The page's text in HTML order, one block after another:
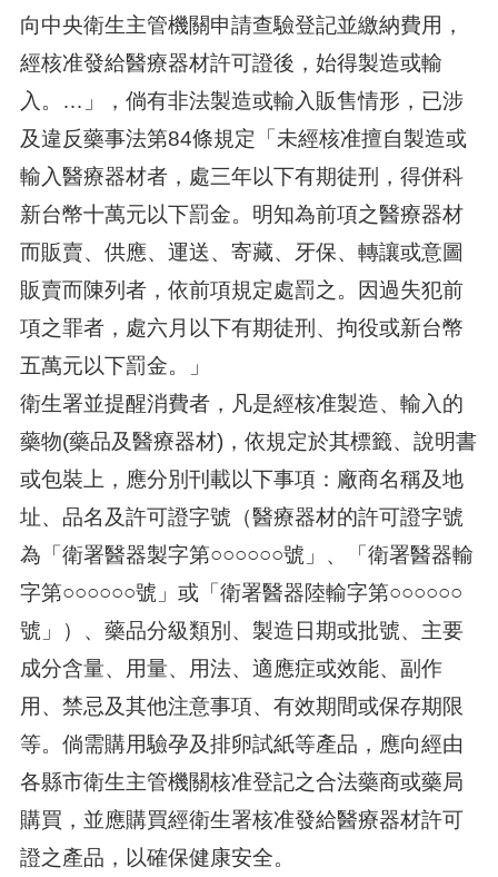
向中央衛生主管機關申請查驗登記並繳納費用，
經核准發給醫療器材許可證後，始得製造或輸
入。…」，倘有非法製造或輸入販售情形，已涉
及違反藥事法第84條規定「未經核准擅自製造或
輸入醫療器材者，處三年以下有期徒刑，得併科
新台幣十萬元以下罰金。明知為前項之醫療器材
而販賣、供應、運送、寄藏、牙保、轉讓或意圖
販賣而陳列者，依前項規定處罰之。因過失犯前
項之罪者，處六月以下有期徒刑、拘役或新台幣
五萬元以下罰金。」
衛生署並提醒消費者，凡是經核准製造、輸入的
藥物(藥品及醫療器材)，依規定於其標籤、說明書
或包裝上，應分別刊載以下事項：廠商名稱及地
址、品名及許可證字號（醫療器材的許可證字號
為「衛署醫器製字第○○○○○○號」、「衛署醫器輸
字第○○○○○○號」或「衛署醫器陸輸字第○○○○○○
號」）、藥品分級類別、製造日期或批號、主要
成分含量、用量、用法、適應症或效能、副作
用、禁忌及其他注意事項、有效期間或保存期限
等。倘需購用驗孕及排卵試紙等產品，應向經由
各縣市衛生主管機關核准登記之合法藥商或藥局
購買，並應購買經衛生署核准發給醫療器材許可
證之產品，以確保健康安全。